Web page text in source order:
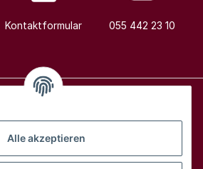
Alle akzeptieren
Kontaktformular 055 442 23 10